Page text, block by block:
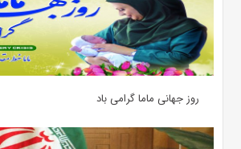
روز جهانی ماما گرامی باد